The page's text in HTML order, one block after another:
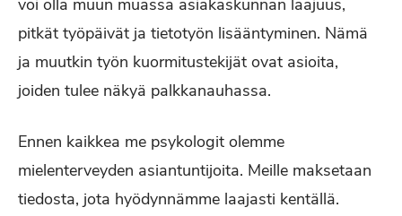
voi olla muun muassa asiakaskunnan laajuus,
pitkät työpäivät ja tietotyön lisääntyminen. Nämä
ja muutkin työn kuormitustekijät ovat asioita,
joiden tulee näkyä palkkanauhassa.
Ennen kaikkea me psykologit olemme
mielenterveyden asiantuntijoita. Meille maksetaan
tiedosta, jota hyödynnämme laajasti kentällä.